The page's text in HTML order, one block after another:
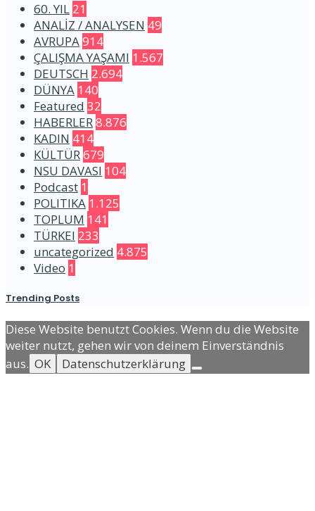
60. YIL 21
ANALİZ / ANALYSEN 49
AVRUPA914
ÇALIŞMA YAŞAMI 1.567
DEUTSCH 2.694
DÜNYA 140
Featured 32
HABERLER8.876
KADIN 414
KÜLTÜR679
NSU DAVASI 104
Podcast 1
POLITIKA 1.125
TOPLUM 141
TÜRKEI 233
uncategorized 4.875
Video 1
Trending Posts
Diese Website benutzt Cookies. Wenn du die Website
weiter nutzt, gehen wir von deinem Einverständnis
aus. OK Datenschutzerklärung